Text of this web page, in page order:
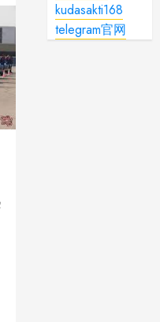
kudasakti168
telegram官网